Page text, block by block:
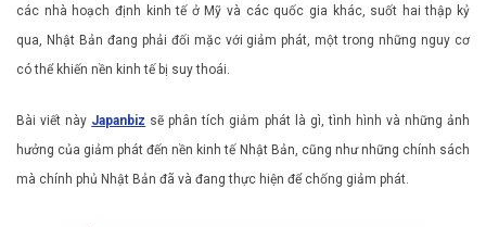
các nhà hoạch định kinh tế ở Mỹ và các quốc gia khác, suốt hai thập kỷ
qua, Nhật Bản đang phải đối mặc với giảm phát, một trong những nguy cơ
có thể khiến nền kinh tế bị suy thoái.
Bài viết này Japanbiz sẽ phân tích giảm phát là gì, tình hình và những ảnh
hưởng của giảm phát đến nền kinh tế Nhật Bản, cũng như những chính sách
mà chính phủ Nhật Bản đã và đang thực hiện để chống giảm phát.